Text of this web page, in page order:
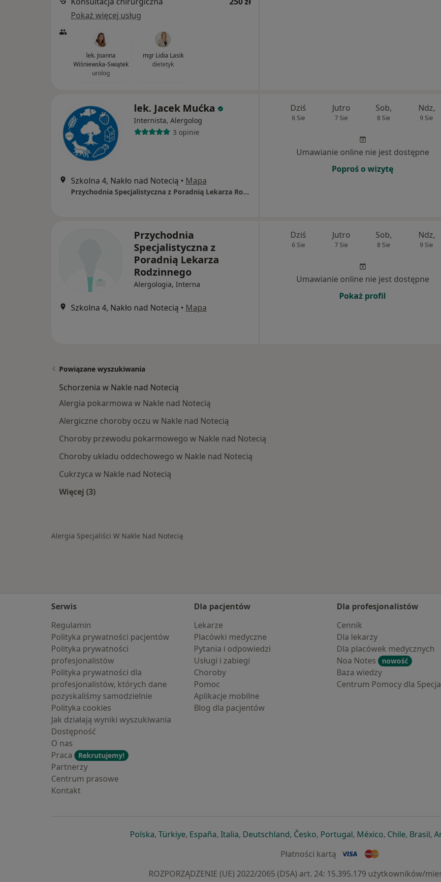
Pokaż więcej usług
lek. Joanna
Wiśniewska-Swiątek
urolog
mgr Lidia Lasik
dietetyk
lek. Jacek Mućka
Internista, Alergolog
3 opinie
Szkolna 4, Nakło nad Notecią • Mapa
Przychodnia Specjalistyczna z Poradnią Lekarza Rodzinnego
Dziś
6 Sie
Jutro
7 Sie
Sob,
8 Sie
Ndz,
9 Sie
Umawianie online nie jest dostępne
Poproś o wizytę
Przychodnia
Specjalistyczna z
Poradnią Lekarza
Rodzinnego
Alergologia, Interna
Szkolna 4, Nakło nad Notecią • Mapa
Dziś
6 Sie
Jutro
7 Sie
Sob,
8 Sie
Ndz,
9 Sie
Umawianie online nie jest dostępne
Pokaż profil
Powiązane wyszukiwania
Schorzenia w Nakle nad Notecią
Alergia pokarmowa w Nakle nad Notecią
Alergiczne choroby oczu w Nakle nad Notecią
Choroby przewodu pokarmowego w Nakle nad Notecią
Choroby układu oddechowego w Nakle nad Notecią
Cukrzyca w Nakle nad Notecią
Więcej (3)
Alergia Specjaliści W Nakle Nad Notecią
Serwis
Regulamin
Polityka prywatności pacjentów
Polityka prywatności
profesjonalistów
Polityka prywatności dla
profesjonalistów, których dane
pozyskaliśmy samodzielnie
Polityka cookies
Jak działają wyniki wyszukiwania
Dostępność
O nas
Praca
Rekrutujemy!
Partnerzy
Centrum prasowe
Kontakt
Dla pacjentów
Lekarze
Placówki medyczne
Pytania i odpowiedzi
Usługi i zabiegi
Choroby
Pomoc
Aplikacje mobilne
Blog dla pacjentów
Dla profesjonalistów
Cennik
Dla lekarzy
Dla placówek medycznych
Noa Notes
nowość
Baza wiedzy
Centrum Pomocy dla
Polskaotwiera się w nowej karcie
, Türkiyeotwiera się w nowej karcie
, Españaotwiera się w nowej karcie
, Italiaotwiera się w nowej karcie
, Deutschlandotwiera się w nowej karcie
, Českootwiera się w nowej karcie
, Portugalotwiera się w nowej
, Méxicootwiera się w
, Chileotwiera
, Brasil,
Płatności kartą
ROZPORZĄDZENIE (UE) 2022/2065 (DSA) art. 24: 15.395.179 użytkowników/